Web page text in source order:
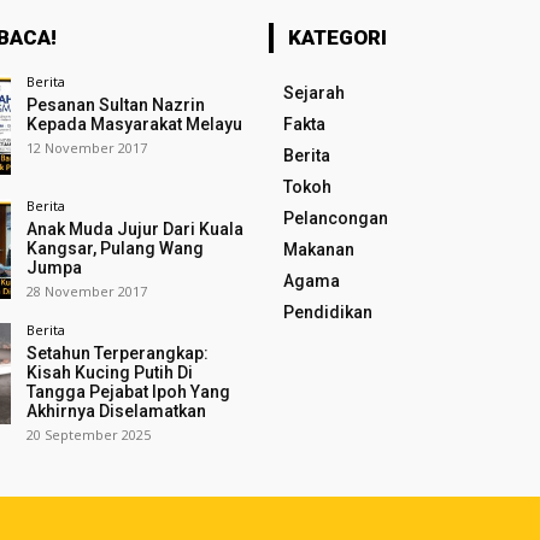
Berita
Pesanan Sultan Nazrin
Kepada Masyarakat Melayu
12 November 2017
Berita
Anak Muda Jujur Dari Kuala
Kangsar, Pulang Wang
Jumpa
28 November 2017
Berita
Setahun Terperangkap:
Kisah Kucing Putih Di
Tangga Pejabat Ipoh Yang
Akhirnya Diselamatkan
20 September 2025
KATEGORI
Sejarah
Fakta
Berita
Tokoh
Pelancongan
Makanan
Agama
Pendidikan